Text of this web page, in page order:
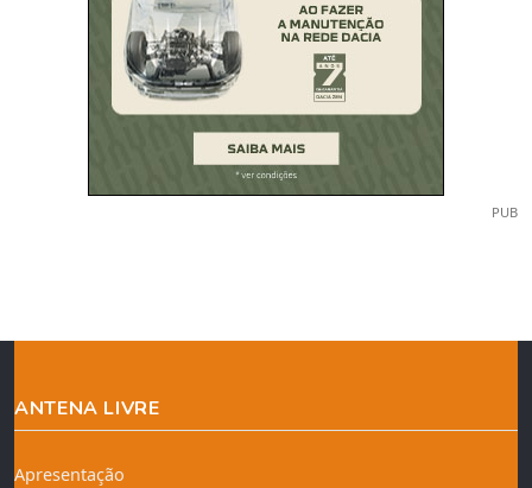
PUB
ANTENA LIVRE
Apresentação